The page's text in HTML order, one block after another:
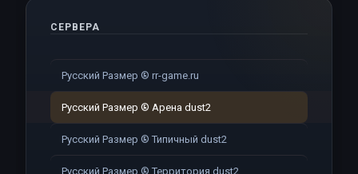
СЕРВЕРА
Русский Размер ® rr-game.ru
Русский Размер ® Арена dust2
Русский Размер ® Типичный dust2
Русский Размер ® Территория dust2